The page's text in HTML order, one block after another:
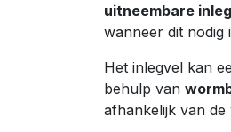
uitneembare
wanneer dit nodig
Het inlegvel kan
behulp van
afhankelijk van de